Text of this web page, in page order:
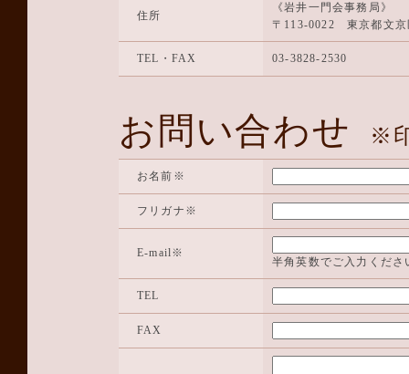
住所
《岩井一門会事務局》
〒113-0022 東京都文京
TEL・FAX 03-3828-2530
お問い合わせ ※
お名前 ※
フリガナ ※
E-mail※
半角英数でご入力くださ
TEL
FAX